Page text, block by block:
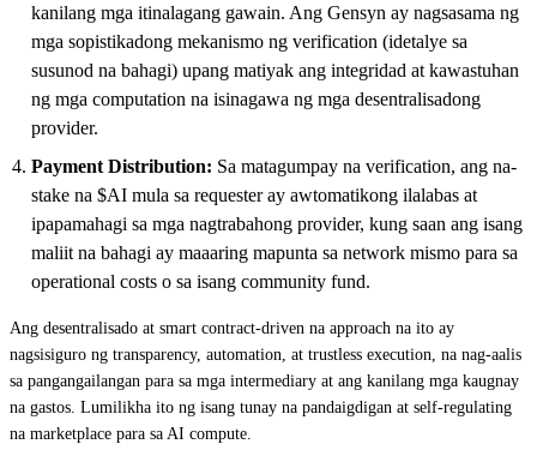
kanilang mga itinalagang gawain. Ang Gensyn ay nagsasama ng
mga sopistikadong mekanismo ng verification (idetalye sa
susunod na bahagi) upang matiyak ang integridad at kawastuhan
ng mga computation na isinagawa ng mga desentralisadong
provider.
Payment Distribution: Sa matagumpay na verification, ang na-
stake na $AI mula sa requester ay awtomatikong ilalabas at
ipapamahagi sa mga nagtrabahong provider, kung saan ang isang
maliit na bahagi ay maaaring mapunta sa network mismo para sa
operational costs o sa isang community fund.
Ang desentralisado at smart contract-driven na approach na ito ay
nagsisiguro ng transparency, automation, at trustless execution, na nag-aalis
sa pangangailangan para sa mga intermediary at ang kanilang mga kaugnay
na gastos. Lumilikha ito ng isang tunay na pandaigdigan at self-regulating
na marketplace para sa AI compute.